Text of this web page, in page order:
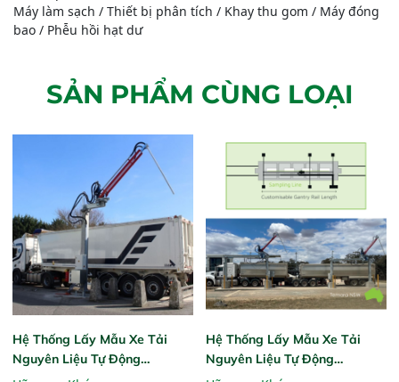
Máy làm sạch / Thiết bị phân tích / Khay thu gom / Máy đóng
bao / Phễu hồi hạt dư
SẢN PHẨM CÙNG LOẠI
Hệ Thống Lấy Mẫu Xe Tải
Nguyên Liệu Tự Động
Automatic Truck Sampling
Hệ Thống Lấy Mẫu Xe Tải
Nguyên Liệu Tự Động
Automatic Grain Truck